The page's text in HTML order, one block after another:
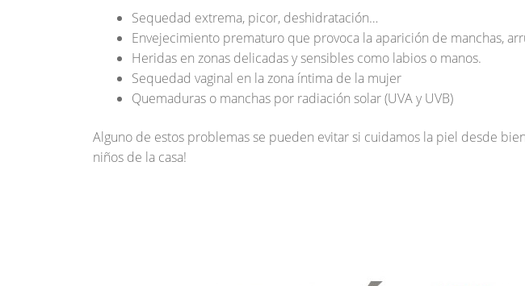
Sequedad extrema, picor, deshidratación…
Envejecimiento prematuro que provoca la aparición de manchas,
Heridas en zonas delicadas y sensibles como labios o manos.
Sequedad vaginal en la zona íntima de la mujer
Quemaduras o manchas por radiación solar (UVA y UVB)
Alguno de estos problemas se pueden evitar si cuidamos la piel desde
niños de la casa!